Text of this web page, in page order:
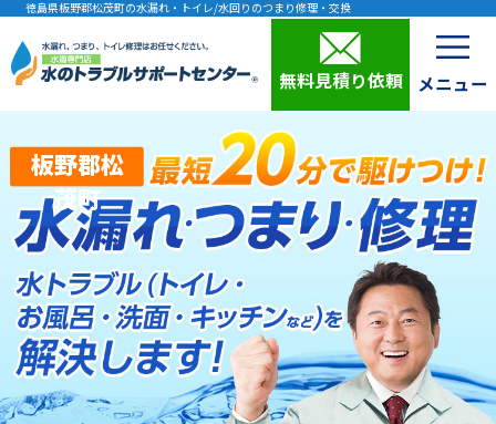
徳島県板野郡松茂町の水漏れ・トイレ/水回りのつまり修理・交換
無料見積り依頼
板野郡松
茂町